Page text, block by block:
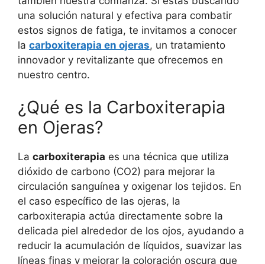
una solución natural y efectiva para combatir
estos signos de fatiga, te invitamos a conocer
la carboxiterapia en ojeras, un tratamiento
innovador y revitalizante que ofrecemos en
nuestro centro.
¿Qué es la Carboxiterapia
en Ojeras?
La carboxiterapia es una técnica que utiliza
dióxido de carbono (CO2) para mejorar la
circulación sanguínea y oxigenar los tejidos. En
el caso específico de las ojeras, la
carboxiterapia actúa directamente sobre la
delicada piel alrededor de los ojos, ayudando a
reducir la acumulación de líquidos, suavizar las
líneas finas y mejorar la coloración oscura que